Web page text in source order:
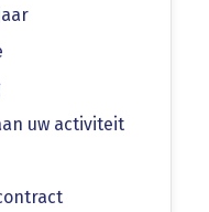
uw activiteit